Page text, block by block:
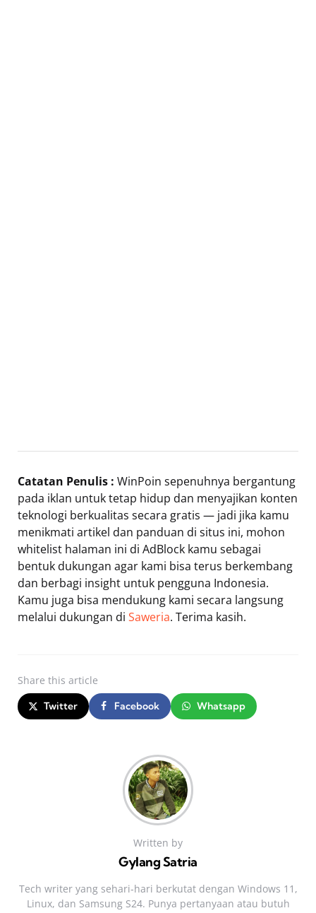
Catatan Penulis : WinPoin sepenuhnya bergantung
pada iklan untuk tetap hidup dan menyajikan konten
teknologi berkualitas secara gratis — jadi jika kamu
menikmati artikel dan panduan di situs ini, mohon
whitelist halaman ini di AdBlock kamu sebagai
bentuk dukungan agar kami bisa terus berkembang
dan berbagi insight untuk pengguna Indonesia.
Kamu juga bisa mendukung kami secara langsung
melalui dukungan di Saweria. Terima kasih.
Share this article
Twitter Facebook Whatsapp
Written by
Gylang Satria
Tech writer yang sehari‑hari berkutat dengan Windows 11,
Linux, dan Samsung S24. Punya pertanyaan atau butuh